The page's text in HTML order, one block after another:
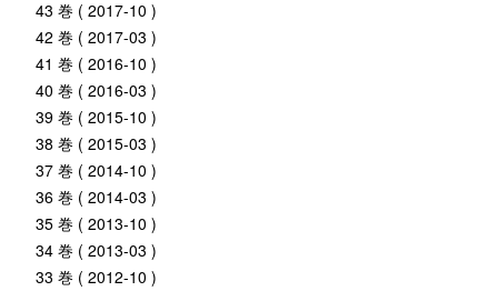
43 巻 ( 2017-10 )
42 巻 ( 2017-03 )
41 巻 ( 2016-10 )
40 巻 ( 2016-03 )
39 巻 ( 2015-10 )
38 巻 ( 2015-03 )
37 巻 ( 2014-10 )
36 巻 ( 2014-03 )
35 巻 ( 2013-10 )
34 巻 ( 2013-03 )
33 巻 ( 2012-10 )